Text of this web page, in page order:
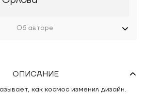
Об авторе
ОПИСАНИЕ
как космос изменил дизайн.